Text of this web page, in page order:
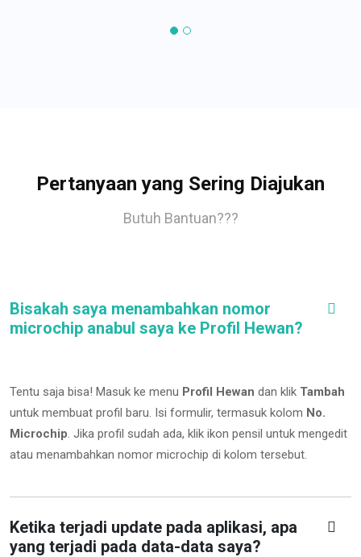
Pertanyaan yang Sering Diajukan
Butuh Bantuan???
Bisakah saya menambahkan nomor
microchip anabul saya ke Profil Hewan?
Tentu saja bisa! Masuk ke menu Profil Hewan dan klik Tambah
untuk membuat profil baru. Isi formulir, termasuk kolom No.
Microchip. Jika profil sudah ada, klik ikon pensil untuk mengedit
atau menambahkan nomor microchip di kolom tersebut.
Ketika terjadi update pada aplikasi, apa
yang terjadi pada data-data saya?